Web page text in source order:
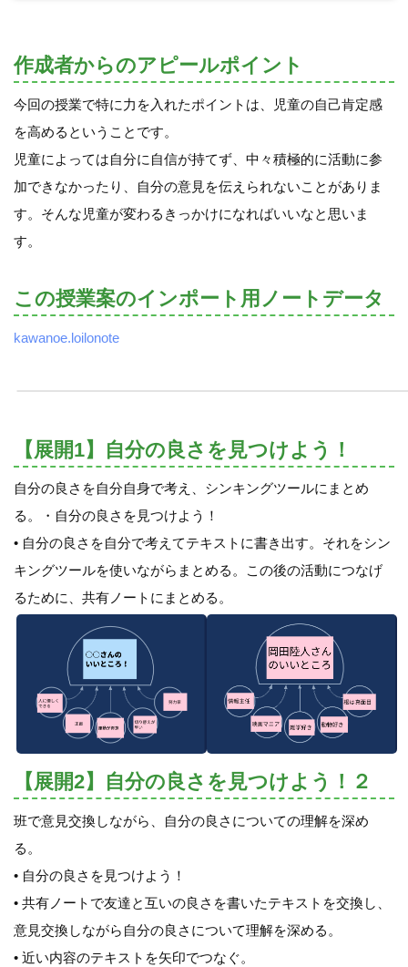
作成者からのアピールポイント
今回の授業で特に力を入れたポイントは、児童の自己肯定感
を高めるということです。
児童によっては自分に自信が持てず、中々積極的に活動に参
加できなかったり、自分の意見を伝えられないことがありま
す。そんな児童が変わるきっかけになればいいなと思いま
す。
この授業案のインポート用ノートデータ
kawanoe.loilonote
【展開1】自分の良さを見つけよう！
自分の良さを自分自身で考え、シンキングツールにまとめ
る。・自分の良さを見つけよう！
• 自分の良さを自分で考えてテキストに書き出す。それをシン
キングツールを使いながらまとめる。この後の活動につなげ
るために、共有ノートにまとめる。
【展開2】自分の良さを見つけよう！２
班で意見交換しながら、自分の良さについての理解を深め
る。
• 自分の良さを見つけよう！
• 共有ノートで友達と互いの良さを書いたテキストを交換し、
意見交換しながら自分の良さについて理解を深める。
• 近い内容のテキストを矢印でつなぐ。